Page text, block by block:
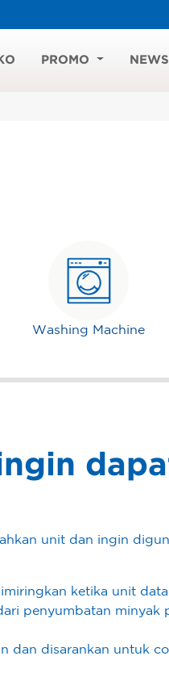
PROMO
Washing Machine
unit dan ingin
ketika unit
penyumbatan minyak
dan disarankan untuk